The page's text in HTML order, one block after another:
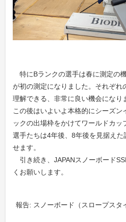
特にBランクの選手は春に測定の
が初の測定になりました。それぞれ
理解できる、非常に良い機会になり
この後はいよいよ本格的にシーズ
ックの出場枠をかけてワールドカ
選手たちは4年後、8年後を見据えた
せます。
引き続き、JAPANスノーボード
くお願いします。
報告: スノーボード（スロープスタ